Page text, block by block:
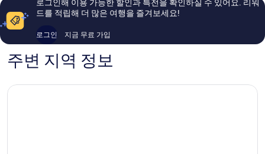
후
기
용
로그인해 이용 가능한 할인과 특전을 확인하실 수 있어요. 리워
드를 적립해 더 많은 여행을 즐겨보세요!
로그인 지금 무료 가입
주변 지역 정보